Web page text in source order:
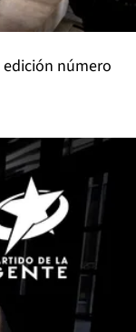
edición número